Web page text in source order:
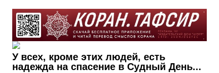
У всех, кроме этих людей, есть
надежда на спасение в Судный День...